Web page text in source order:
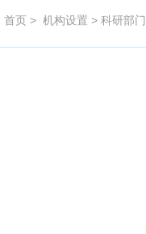
首页 > 机构设置 > 科研部门